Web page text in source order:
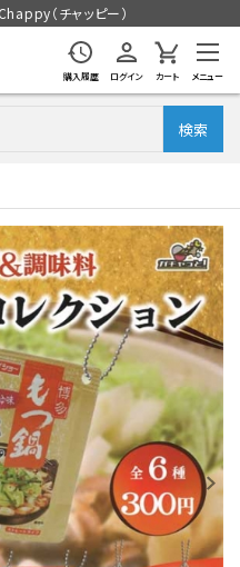
（チャッピー）
購入履歴 ログイン カート メニュー
検索
会員登録
ェック